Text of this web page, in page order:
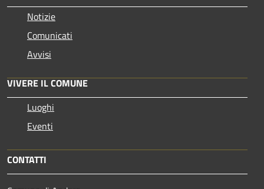
Notizie
Comunicati
Avvisi
VIVERE IL COMUNE
Luoghi
Eventi
CONTATTI